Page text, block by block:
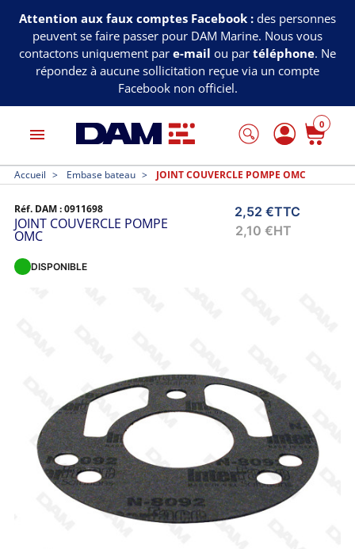
Attention aux faux comptes Facebook : des personnes
peuvent se faire passer pour DAM Marine. Nous vous
contactons uniquement par e-mail ou par téléphone. Ne
répondez à aucune sollicitation reçue via un compte
Facebook non officiel.
menu
0
Accueil Embase bateau JOINT COUVERCLE POMPE OMC
Réf. DAM :0911698
JOINT COUVERCLE POMPE
OMC
2,52 €TTC
2,10 €HT
DISPONIBLE